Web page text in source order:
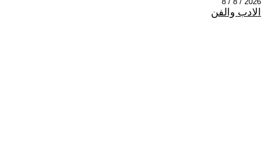
الادب والفن